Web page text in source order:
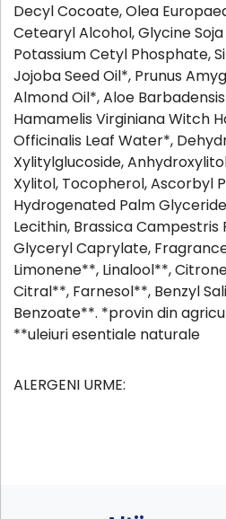
Decyl Cocoate, Olea
Cetearyl Alcohol, Glycine
Potassium Cetyl Phosphate,
Jojoba Seed Oil*, Prunus
Almond Oil*, Aloe
Hamamelis Virginiana Witch
Officinalis Leaf Water*,
Xylitylglucoside,
Xylitol, Tocopherol, Ascorbyl
Hydrogenated Palm
Lecithin, Brassica Campestris
Glyceryl Caprylate,
Limonene**, Linalool**,
Citral**, Farnesol**, Benzyl
Benzoate**. *provin din
**uleiuri esentiale naturale
ALERGENI URME: